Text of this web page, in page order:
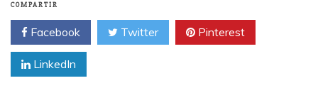
COMPARTIR
Facebook Twitter Pinterest
LinkedIn